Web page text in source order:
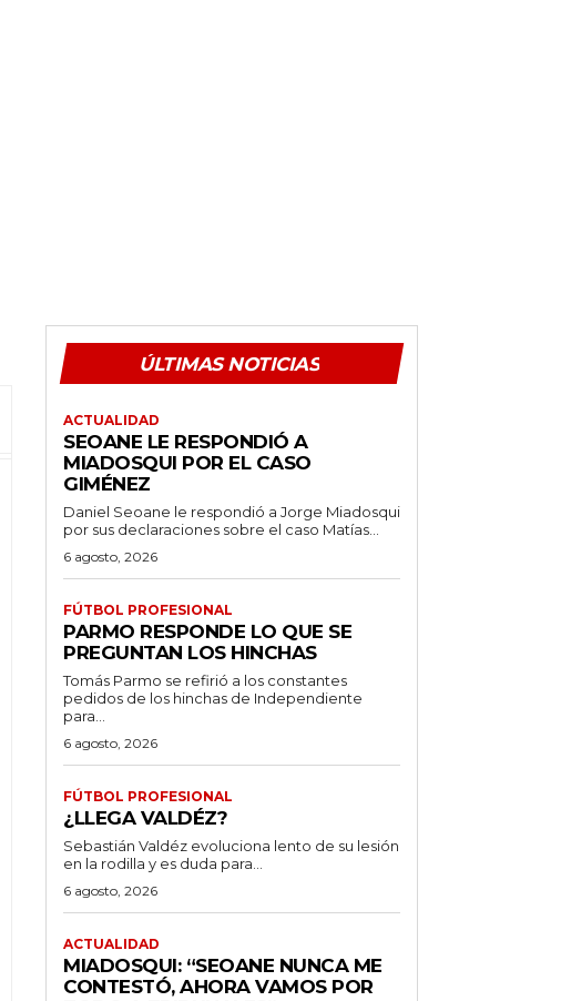
ÚLTIMAS NOTICIAS
ACTUALIDAD
SEOANE LE RESPONDIÓ A
MIADOSQUI POR EL CASO
GIMÉNEZ
Daniel Seoane le respondió a Jorge Miadosqui
por sus declaraciones sobre el caso Matías...
6 agosto, 2026
FÚTBOL PROFESIONAL
PARMO RESPONDE LO QUE SE
PREGUNTAN LOS HINCHAS
Tomás Parmo se refirió a los constantes
pedidos de los hinchas de Independiente
para...
6 agosto, 2026
FÚTBOL PROFESIONAL
¿LLEGA VALDÉZ?
Sebastián Valdéz evoluciona lento de su lesión
en la rodilla y es duda para...
6 agosto, 2026
ACTUALIDAD
MIADOSQUI: “SEOANE NUNCA ME
CONTESTÓ, AHORA VAMOS POR